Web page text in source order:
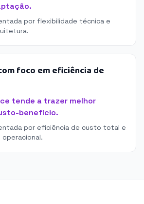
por flexibilidade técnica e
foco em eficiência de
tende a trazer melhor
benefício.
por eficiência de custo total e